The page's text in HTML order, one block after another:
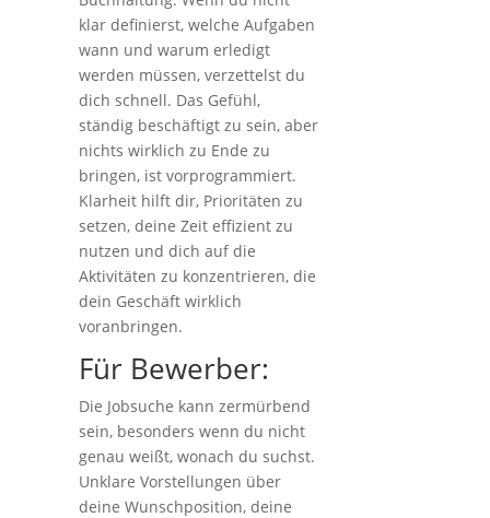
klar definierst, welche Aufgaben
wann und warum erledigt
werden müssen, verzettelst du
dich schnell. Das Gefühl,
ständig beschäftigt zu sein, aber
nichts wirklich zu Ende zu
bringen, ist vorprogrammiert.
Klarheit hilft dir, Prioritäten zu
setzen, deine Zeit effizient zu
nutzen und dich auf die
Aktivitäten zu konzentrieren, die
dein Geschäft wirklich
voranbringen.
Für Bewerber:
Die Jobsuche kann zermürbend
sein, besonders wenn du nicht
genau weißt, wonach du suchst.
Unklare Vorstellungen über
deine Wunschposition, deine